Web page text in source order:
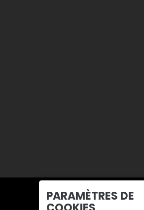
PARAMÈTRES DE